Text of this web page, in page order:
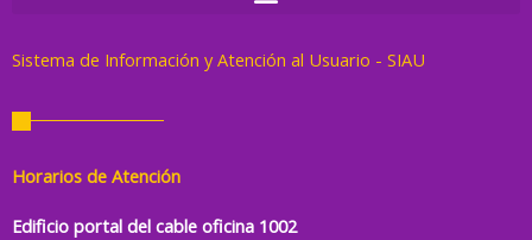
Sistema de Información y Atención al Usuario - SIAU
Horarios de Atención
Edificio portal del cable oficina 1002